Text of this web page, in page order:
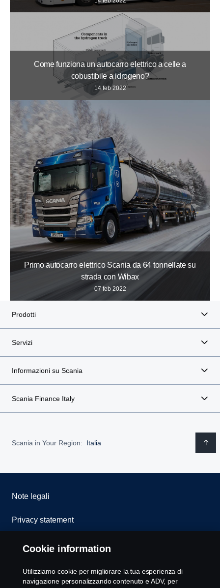
Come funziona un autocarro elettrico a celle a
cobustibile a idrogeno?
14 feb 2022
Primo autocarro elettrico Scania da 64 tonnellate su
strada con Wibax
07 feb 2022
Prodotti
Servizi
Informazioni su Scania
Scania Finance Italy
Scania in Your Region: Italia
Note legali
Privacy statement
Cookies
Whistleblowing
Cookie information
Utilizziamo cookie per migliorare la tua esperienza di
navigazione personalizzando contenuto e ADV, per